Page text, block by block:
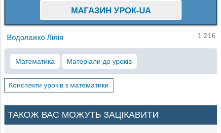
МАГАЗИН УРОК-UA
Водолажко Лілія 1 216
Математика Матеріали до уроків
Конспекти уроків з математики
ТАКОЖ ВАС МОЖУТЬ ЗАЦІКАВИТИ